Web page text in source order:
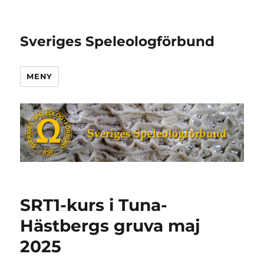
Sveriges Speleologförbund
MENY
SRT1-kurs i Tuna-
Hästbergs gruva maj
2025